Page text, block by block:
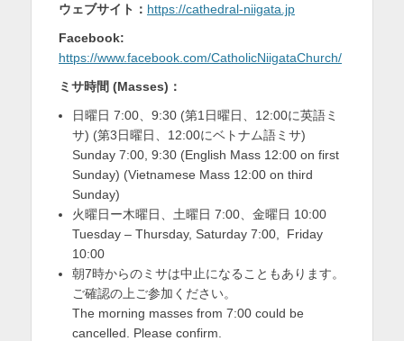
ウェブサイト： https://cathedral-niigata.jp
Facebook:
https://www.facebook.com/CatholicNiigataChurch/
ミサ時間 (Masses)：
日曜日 7:00、9:30 (第1日曜日、12:00に英語ミ
サ) (第3日曜日、12:00にベトナム語ミサ)
Sunday 7:00, 9:30 (English Mass 12:00 on first
Sunday) (Vietnamese Mass 12:00 on third
Sunday)
火曜日ー木曜日、土曜日 7:00、金曜日 10:00
Tuesday – Thursday, Saturday 7:00, Friday
10:00
朝7時からのミサは中止になることもあります。
ご確認の上ご参加ください。
The morning masses from 7:00 could be
cancelled. Please confirm.